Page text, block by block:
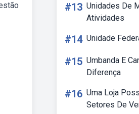
#13 Unidades De
Atividades
#14 Unidade
#15 Umbanda E
Diferença
#16 Uma Loja
Setores De